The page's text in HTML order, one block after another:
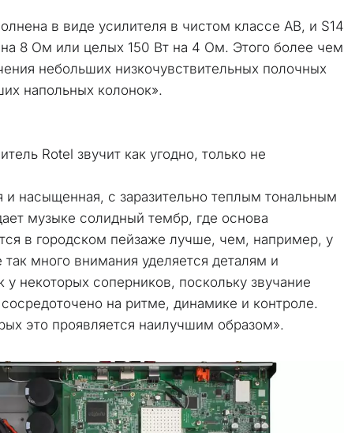
в виде усилителя в чистом классе AB, и S14
8 Ом или целых 150 Вт на 4 Ом. Этого более чем
небольших низкочувствительных полочных
напольных колонок».
Rotel звучит как угодно, только не
и насыщенная, с заразительно теплым тональным
музыке солидный тембр, где основа
в городском пейзаже лучше, чем, например, у
много внимания уделяется деталям и
некоторых соперников, поскольку звучание
на ритме, динамике и контроле.
это проявляется наилучшим образом».